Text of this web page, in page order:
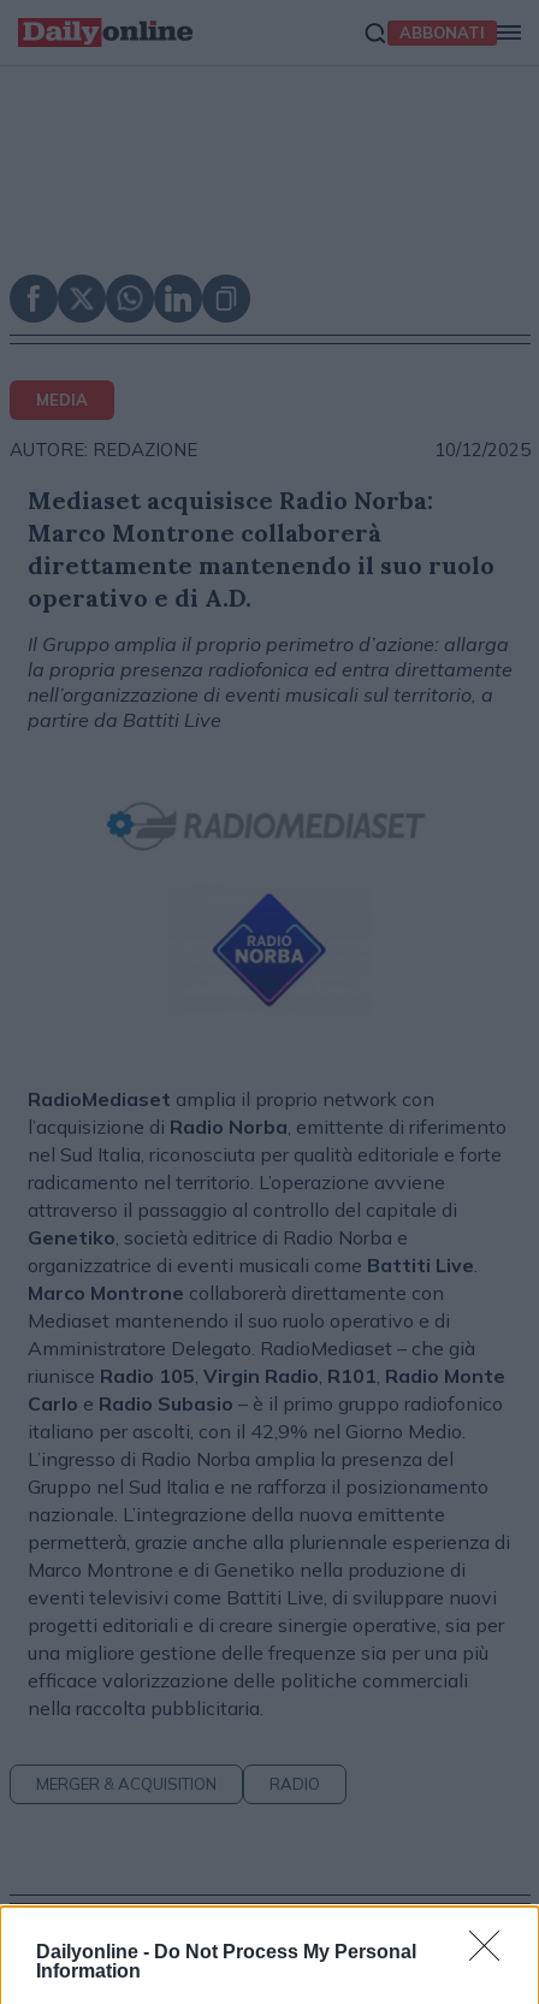
Dailyonline - Do Not Process My Personal
Information
ABBONATI
MEDIA
AUTORE: REDAZIONE 10/12/2025
Mediaset acquisisce Radio Norba:
Marco Montrone collaborerà
direttamente mantenendo il suo ruolo
operativo e di A.D.
Il Gruppo amplia il proprio perimetro d’azione: allarga
la propria presenza radiofonica ed entra direttamente
nell’organizzazione di eventi musicali sul territorio, a
partire da Battiti Live
RadioMediaset amplia il proprio network con
l’acquisizione di Radio Norba, emittente di riferimento
nel Sud Italia, riconosciuta per qualità editoriale e forte
radicamento nel territorio. L’operazione avviene
attraverso il passaggio al controllo del capitale di
Genetiko, società editrice di Radio Norba e
organizzatrice di eventi musicali come Battiti Live.
Marco Montrone collaborerà direttamente con
Mediaset mantenendo il suo ruolo operativo e di
Amministratore Delegato. RadioMediaset – che già
riunisce Radio 105, Virgin Radio, R101, Radio Monte
Carlo e Radio Subasio – è il primo gruppo radiofonico
italiano per ascolti, con il 42,9% nel Giorno Medio.
L’ingresso di Radio Norba amplia la presenza del
Gruppo nel Sud Italia e ne rafforza il posizionamento
nazionale. L’integrazione della nuova emittente
permetterà, grazie anche alla pluriennale esperienza di
Marco Montrone e di Genetiko nella produzione di
eventi televisivi come Battiti Live, di sviluppare nuovi
progetti editoriali e di creare sinergie operative, sia per
una migliore gestione delle frequenze sia per una più
efficace valorizzazione delle politiche commerciali
nella raccolta pubblicitaria.
MERGER & ACQUISITION RADIO